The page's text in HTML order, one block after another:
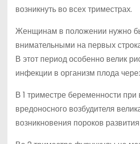
возникнуть во всех триместрах.
Женщинам в положении нужно
внимательными на первых
В этот период особенно велик
инфекции в организм плода
В 1 триместре беременности при
вредоносного возбудителя
возникновения пороков